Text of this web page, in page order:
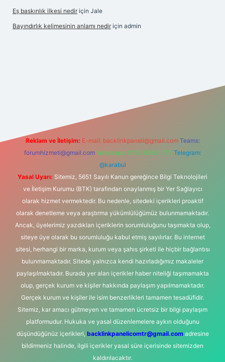
Eş baskınlık ilkesi nedir için Jale
Bayındırlık kelimesinin anlamı nedir için admin
Reklam ve İletişim: E-mail: backlinkpaneli@gmail.com Teams:
forumhizmeti@gmail.com Whatsapp: 0262 606 0 726 Telegram:
@karabul
Yasal Uyarı: Sitemiz, 5651 Sayılı Kanun gereğince Bilgi Teknolojileri
ve İletişim Kurumu (BTK) tarafından onaylanmış bir Yer Sağlayıcı
olarak hizmet vermektedir. Bu nedenle, sitedeki içerikleri proaktif
olarak denetleme veya araştırma yükümlülüğümüz bulunmamaktadır.
Ancak, üyelerimiz yazdıkları içeriklerin sorumluluğunu taşımakta olup,
siteye üye olarak bu sorumluluğu kabul etmiş sayılırlar. Bu internet
sitesi, herhangi bir marka, kurum veya şahıs şirketi ile hiçbir bağlantısı
bulunmamaktadır. Sitede yalnızca kendi hazırladığımız makaleler
paylaşılmaktadır. Burada yer alan içerikler haber niteliği taşımamakta
olup, gerçek kurum ve kişiler hakkında paylaşım yapılmamaktadır.
Gerçek kurum ve kişiler ile isim benzerlikleri tamamen tesadüfidir.
Sitemiz, kar amacı gütmeyen ve tamamen ücretsiz bir bilgi paylaşım
platformudur. Hukuka ve yasal düzenlemelere aykırı olduğunu
düşündüğünüz içerikleri, backlinkpanelicomtr@gmail.comadresine
bildirmeniz halinde, ilgili içerikler yasal süre içerisinde sitemizden
kaldırılacaktır.